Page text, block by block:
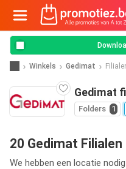
Winkels Gedimat
Gedimat
Folders 1
20 Gedimat Filialen
We hebben een locatie